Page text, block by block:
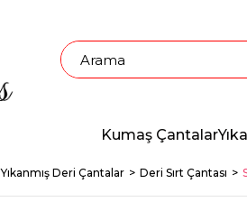
Kumaş Çantalar
Yıkanmış Deri Çantalar Deri Sırt Çantası